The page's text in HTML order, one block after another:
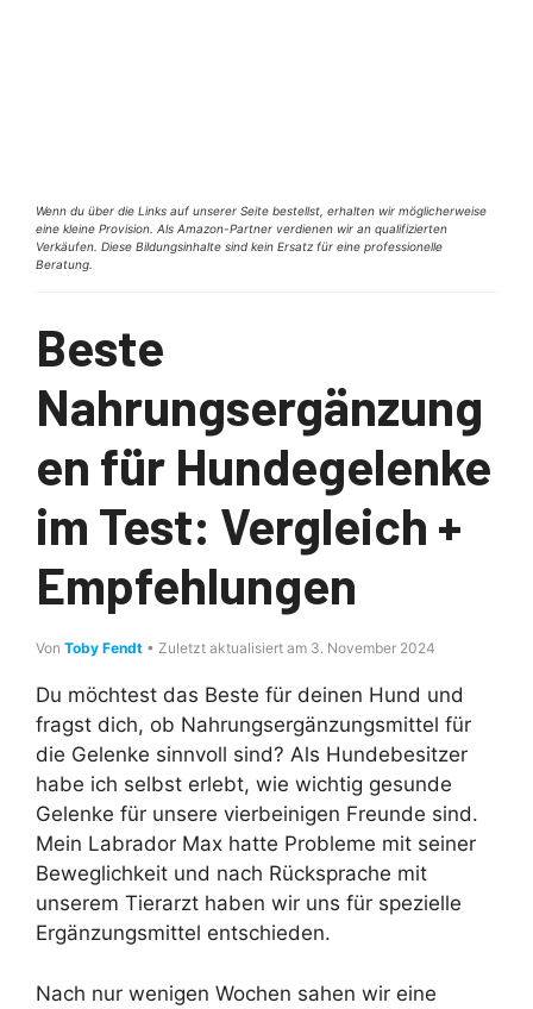
Wenn du über die Links auf unserer Seite bestellst, erhalten wir möglicherweise
eine kleine Provision. Als Amazon-Partner verdienen wir an qualifizierten
Verkäufen. Diese Bildungsinhalte sind kein Ersatz für eine professionelle
Beratung.
Beste
Nahrungsergänzung
en für Hundegelenke
im Test: Vergleich +
Empfehlungen
Von Toby Fendt • Zuletzt aktualisiert am 3. November 2024
Du möchtest das Beste für deinen Hund und
fragst dich, ob Nahrungsergänzungsmittel für
die Gelenke sinnvoll sind? Als Hundebesitzer
habe ich selbst erlebt, wie wichtig gesunde
Gelenke für unsere vierbeinigen Freunde sind.
Mein Labrador Max hatte Probleme mit seiner
Beweglichkeit und nach Rücksprache mit
unserem Tierarzt haben wir uns für spezielle
Ergänzungsmittel entschieden.
Nach nur wenigen Wochen sahen wir eine